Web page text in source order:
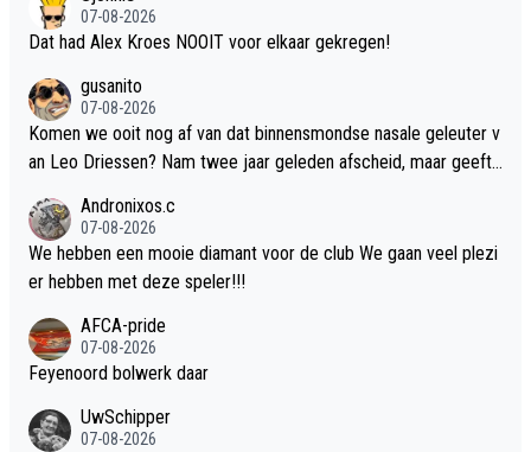
07-08-2026
Dat had Alex Kroes NOOIT voor elkaar gekregen!
gusanito
07-08-2026
Komen we ooit nog af van dat binnensmondse nasale geleuter v
an Leo Driessen? Nam twee jaar geleden afscheid, maar geeft
Andronixos.c
07-08-2026
We hebben een mooie diamant voor de club We gaan veel plezi
er hebben met deze speler!!!
AFCA-pride
07-08-2026
Feyenoord bolwerk daar
UwSchipper
07-08-2026